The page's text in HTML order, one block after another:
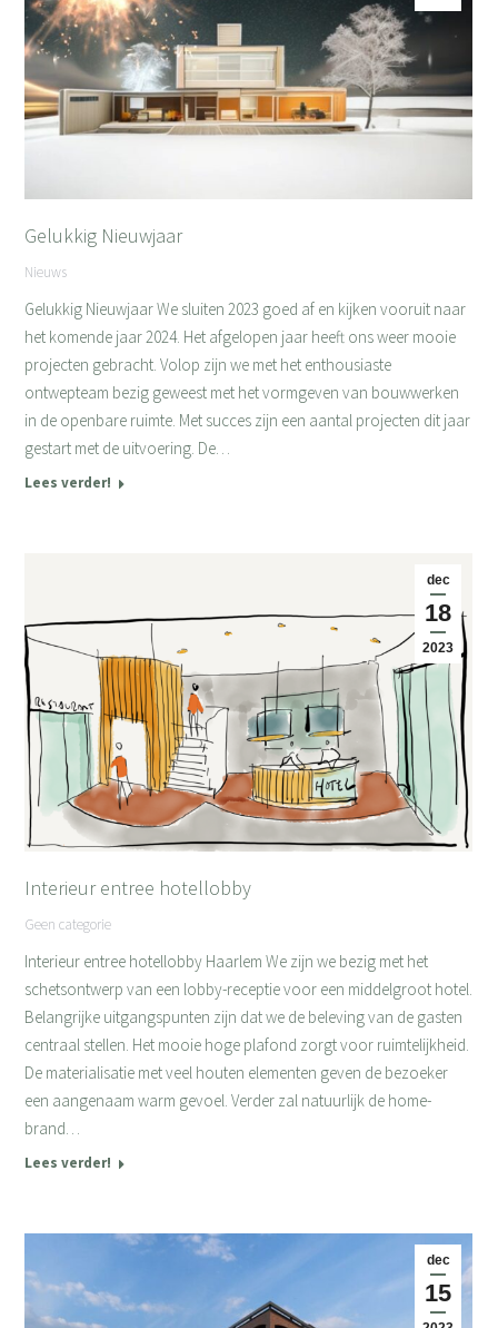
Gelukkig Nieuwjaar
Nieuws
Gelukkig Nieuwjaar We sluiten 2023 goed af en kijken vooruit naar
het komende jaar 2024. Het afgelopen jaar heeft ons weer mooie
projecten gebracht. Volop zijn we met het enthousiaste
ontwepteam bezig geweest met het vormgeven van bouwwerken
in de openbare ruimte. Met succes zijn een aantal projecten dit jaar
gestart met de uitvoering. De…
Lees verder!
dec
18
2023
Interieur entree hotellobby
Geen categorie
Interieur entree hotellobby Haarlem We zijn we bezig met het
schetsontwerp van een lobby-receptie voor een middelgroot hotel.
Belangrijke uitgangspunten zijn dat we de beleving van de gasten
centraal stellen. Het mooie hoge plafond zorgt voor ruimtelijkheid.
De materialisatie met veel houten elementen geven de bezoeker
een aangenaam warm gevoel. Verder zal natuurlijk de home-
brand…
Lees verder!
dec
15